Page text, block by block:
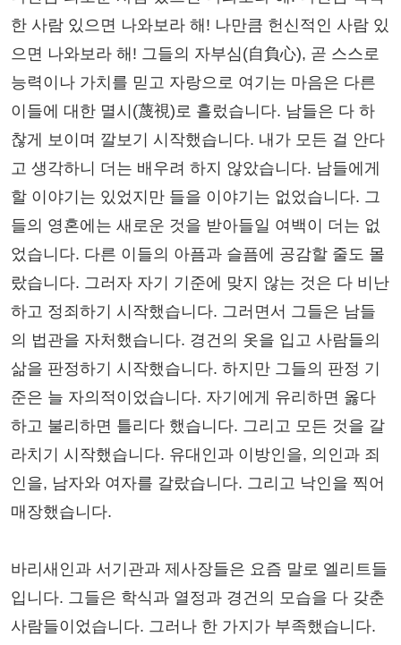
한 사람 있으면 나와보라 해! 나만큼 헌신적인 사람 있
으면 나와보라 해! 그들의 자부심(自負心), 곧 스스로
능력이나 가치를 믿고 자랑으로 여기는 마음은 다른
이들에 대한 멸시(蔑視)로 흘렀습니다. 남들은 다 하
찮게 보이며 깔보기 시작했습니다. 내가 모든 걸 안다
고 생각하니 더는 배우려 하지 않았습니다. 남들에게
할 이야기는 있었지만 들을 이야기는 없었습니다. 그
들의 영혼에는 새로운 것을 받아들일 여백이 더는 없
었습니다. 다른 이들의 아픔과 슬픔에 공감할 줄도 몰
랐습니다. 그러자 자기 기준에 맞지 않는 것은 다 비난
하고 정죄하기 시작했습니다. 그러면서 그들은 남들
의 법관을 자처했습니다. 경건의 옷을 입고 사람들의
삶을 판정하기 시작했습니다. 하지만 그들의 판정 기
준은 늘 자의적이었습니다. 자기에게 유리하면 옳다
하고 불리하면 틀리다 했습니다. 그리고 모든 것을 갈
라치기 시작했습니다. 유대인과 이방인을, 의인과 죄
인을, 남자와 여자를 갈랐습니다. 그리고 낙인을 찍어
매장했습니다.
바리새인과 서기관과 제사장들은 요즘 말로 엘리트들
입니다. 그들은 학식과 열정과 경건의 모습을 다 갖춘
사람들이었습니다. 그러나 한 가지가 부족했습니다.